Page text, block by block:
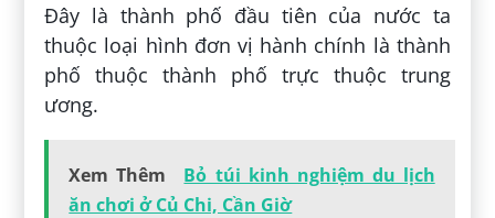
Đây là thành phố đầu tiên của nước ta
thuộc loại hình đơn vị hành chính là thành
phố thuộc thành phố trực thuộc trung
ương.
Xem Thêm
Bỏ túi kinh nghiệm du lịch
ăn chơi ở Củ Chi, Cần Giờ